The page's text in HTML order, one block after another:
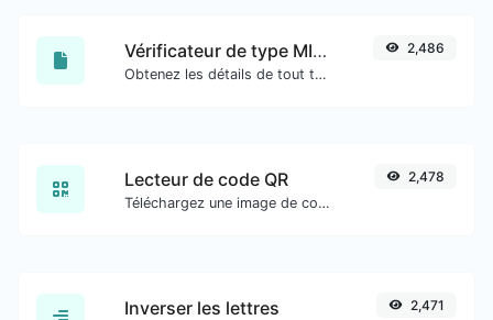
Vérificateur de type MIME de fichier
Obtenez les détails de tout type de fichier, tels que le type MIME ou la date de dernière modification.
2,486
Lecteur de code QR
Téléchargez une image de code QR et extrayez les données.
2,478
Inverser les lettres 2,471